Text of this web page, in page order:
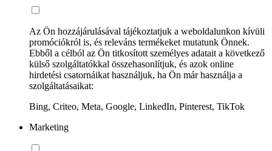
Az Ön hozzájárulásával tájékoztatjuk a weboldalunkon kívüli
promóciókról is, és releváns termékeket mutatunk Önnek.
Ebből a célból az Ön titkosított személyes adatait a következő
külső szolgáltatókkal összehasonlítjuk, és azok online
hirdetési csatornáikat használjuk, ha Ön már használja a
szolgáltatásaikat:
Bing, Criteo, Meta, Google, LinkedIn, Pinterest, TikTok
Marketing